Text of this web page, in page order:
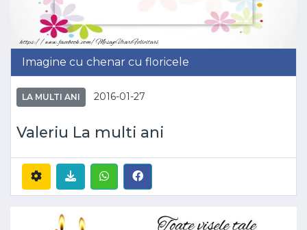
Imagine cu chenar cu floricele
LA MULTI ANI 2016-01-27
Valeriu La multi ani